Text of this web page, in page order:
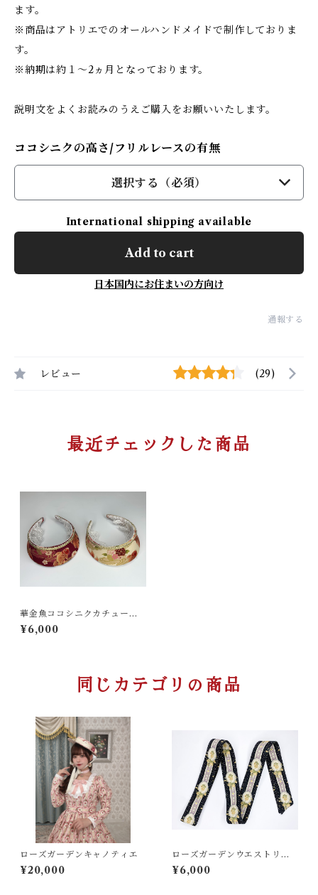
ます。
※商品はアトリエでのオールハンドメイドで制作しておりま
す。
※納期は約１～2ヵ月となっております。
説明文をよくお読みのうえご購入をお願いいたします。
ココシニクの高さ/フリルレースの有無
選択する（必須）
International shipping available
Add to cart
日本国内にお住まいの方向け
通報する
レビュー (29)
最近チェックした商品
華金魚ココシニクカチューシ
ャ
¥6,000
同じカテゴリの商品
ローズガーデンキャノティエ
¥20,000
ローズガーデンウエストリボ
ン
¥6,000